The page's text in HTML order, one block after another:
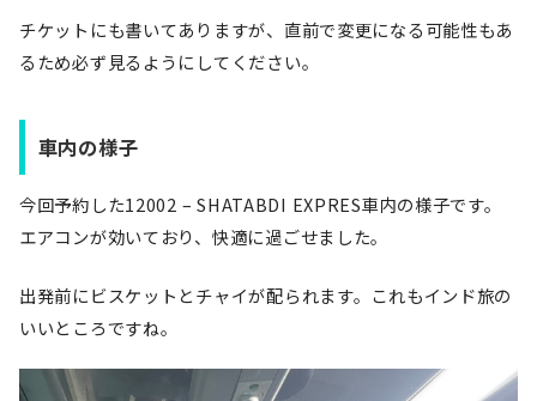
チケットにも書いてありますが、直前で変更になる可能性もあ
るため必ず見るようにしてください。
車内の様子
今回予約した12002 – SHATABDI EXPRES車内の様子です。
エアコンが効いており、快適に過ごせました。
出発前にビスケットとチャイが配られます。これもインド旅の
いいところですね。